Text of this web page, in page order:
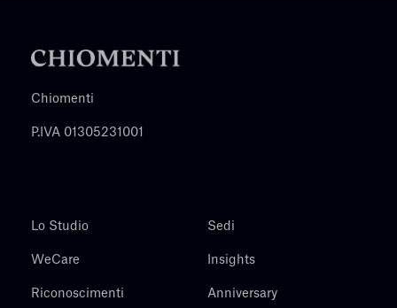
Chiomenti
P.IVA 01305231001
Lo Studio
WeCare
Riconoscimenti
Sedi
Insights
Anniversary